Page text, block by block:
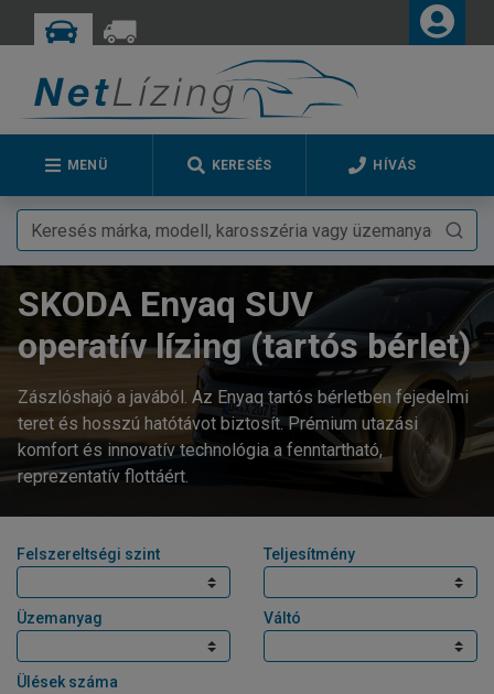
MENÜ KERESÉS HÍVÁS
SKODA Enyaq SUV
operatív lízing (tartós bérlet)
Zászlóshajó a javából. Az Enyaq tartós bérletben fejedelmi
teret és hosszú hatótávot biztosít. Prémium utazási
komfort és innovatív technológia a fenntartható,
reprezentatív flottáért.
Felszereltségi szint Teljesítmény
Üzemanyag Váltó
Ülések száma